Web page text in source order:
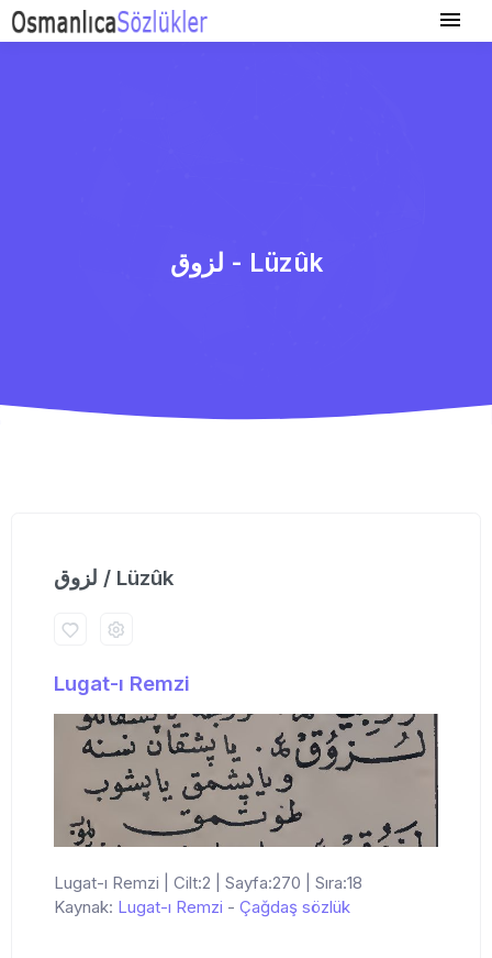
لزوق - Lüzûk
لزوق / Lüzûk
Lugat-ı Remzi
Lugat-ı Remzi | Cilt:2 | Sayfa:270 | Sıra:18
Kaynak: Lugat-ı Remzi - Çağdaş sözlük